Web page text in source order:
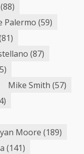
(88)
Palermo (59)
(87)
Mike Smith (57)
Moore (189)
(141)